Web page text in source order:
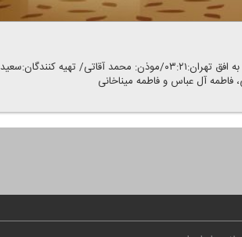
ویژه برنامه اذان صبح رادیو ایران/اذان صبح به افق تهران:۰۳:۲۱/موذن: محمد آقاتی/ تهیه كنندگان:سعید
آل عباس و فاطمه میناخانی